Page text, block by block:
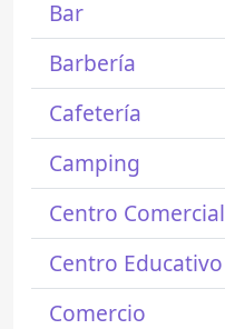
Bar
Barbería
Cafetería
Camping
Centro Comercial
Centro Educativo
Comercio